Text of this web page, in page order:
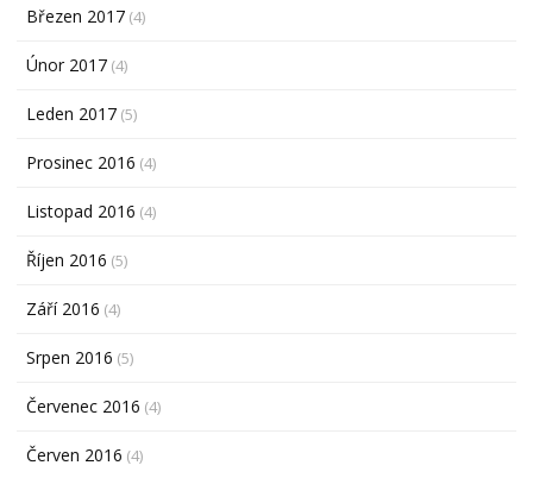
Březen 2017 (4)
Únor 2017 (4)
Leden 2017 (5)
Prosinec 2016 (4)
Listopad 2016 (4)
Říjen 2016 (5)
Září 2016 (4)
Srpen 2016 (5)
Červenec 2016 (4)
Červen 2016 (4)